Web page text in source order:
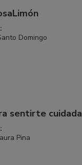
Domingo
sentirte cuidada
Pina